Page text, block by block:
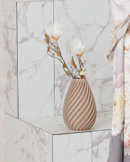
LOOKBOOK
高校3年生の方へ
大学1年生の方へ
大学2年生の方へ